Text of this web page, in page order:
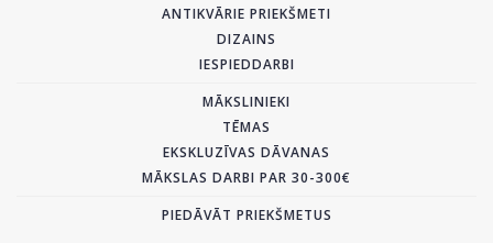
ANTIKVĀRIE PRIEKŠMETI
DIZAINS
IESPIEDDARBI
MĀKSLINIEKI
TĒMAS
EKSKLUZĪVAS DĀVANAS
MĀKSLAS DARBI PAR 30-300€
PIEDĀVĀT PRIEKŠMETUS